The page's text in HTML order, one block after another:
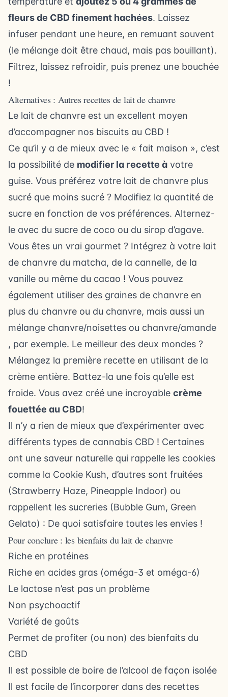
fleurs de CBD finement hachées. Laissez
infuser pendant une heure, en remuant souvent
(le mélange doit être chaud, mais pas bouillant).
Filtrez, laissez refroidir, puis prenez une bouchée
!
Alternatives : Autres recettes de lait de chanvre
Le lait de chanvre est un excellent moyen
d’accompagner nos biscuits au CBD !
Ce qu’il y a de mieux avec le « fait maison », c’est
la possibilité de modifier la recette à votre
guise. Vous préférez votre lait de chanvre plus
sucré que moins sucré ? Modifiez la quantité de
sucre en fonction de vos préférences. Alternez-
le avec du sucre de coco ou du sirop d’agave.
Vous êtes un vrai gourmet ? Intégrez à votre lait
de chanvre du matcha, de la cannelle, de la
vanille ou même du cacao ! Vous pouvez
également utiliser des graines de chanvre en
plus du chanvre ou du chanvre, mais aussi un
mélange chanvre/noisettes ou chanvre/amande
, par exemple. Le meilleur des deux mondes ?
Mélangez la première recette en utilisant de la
crème entière. Battez-la une fois qu’elle est
froide. Vous avez créé une incroyable crème
fouettée au CBD!
Il n’y a rien de mieux que d’expérimenter avec
différents types de cannabis CBD ! Certaines
ont une saveur naturelle qui rappelle les cookies
comme la Cookie Kush, d’autres sont fruitées
(Strawberry Haze, Pineapple Indoor) ou
rappellent les sucreries (Bubble Gum, Green
Gelato) : De quoi satisfaire toutes les envies !
Pour conclure : les bienfaits du lait de chanvre
Riche en protéines
Riche en acides gras (oméga-3 et oméga-6)
Le lactose n’est pas un problème
Non psychoactif
Variété de goûts
Permet de profiter (ou non) des bienfaits du
CBD
Il est possible de boire de l’alcool de façon isolée
Il est facile de l’incorporer dans des recettes